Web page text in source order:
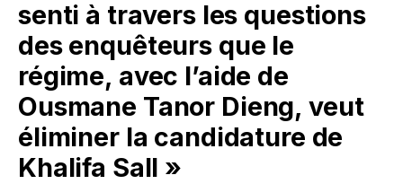
senti à travers les questions
des enquêteurs que le
régime, avec l’aide de
Ousmane Tanor Dieng, veut
éliminer la candidature de
Khalifa Sall »